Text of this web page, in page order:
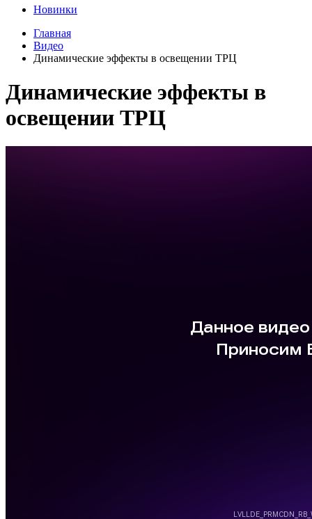
Новинки
Главная
Видео
Динамические эффекты в освещении ТРЦ
Динамические эффекты в
освещении ТРЦ